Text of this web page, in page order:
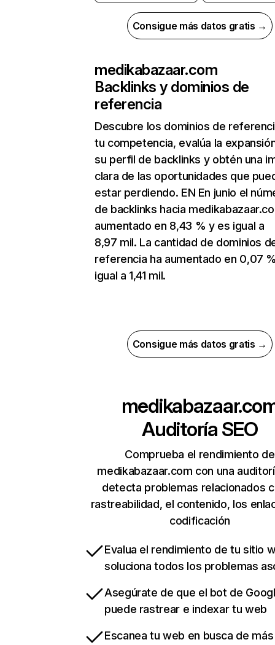
Consigue más datos gratis →
medikabazaar.com
Backlinks y dominios de
referencia
Descubre los dominios de
tu competencia, evalúa la
su perfil de backlinks y obtén una
clara de las oportunidades que
estar perdiendo. EN En junio el
de backlinks hacia
aumentado en 8,43 % y es igual a
8,97 mil. La cantidad de dominios
referencia ha aumentado en 0,07
igual a 1,41 mil.
Consigue más datos gratis →
Auditoría SEO
Comprueba el rendimiento de
medikabazaar.com con una
detecta problemas relacionados
rastreabilidad, el contenido, los
codificación
Evalua el rendimiento de tu sitio
soluciona todos los problemas
Asegúrate de que el bot de
puede rastrear e indexar tu web
Escanea tu web en busca de